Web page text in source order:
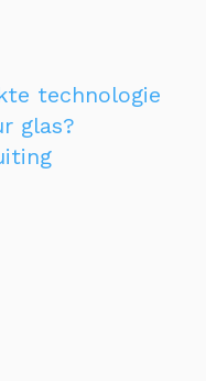
technologie
glas?